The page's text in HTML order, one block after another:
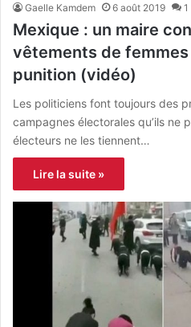
Gaelle Kamdem 6 août 2019 1
Mexique : un maire
vêtements de
punition (vidéo)
Les politiciens font toujours des
campagnes électorales qu’ils ne
électeurs ne les tiennent…
Lire la suite »